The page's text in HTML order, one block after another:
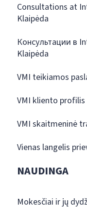
Consultations at
Klaipėda
Консультации в
Klaipėda
VMI teikiamos
VMI kliento profilis
VMI skaitmeninė
Vienas langelis
NAUDINGA
Mokesčiai ir jų